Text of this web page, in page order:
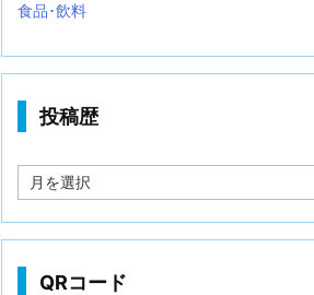
食品･飲料
投稿歴
稿
QRコード